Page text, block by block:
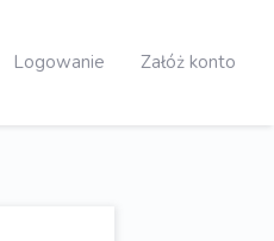
Logowanie Załóż konto